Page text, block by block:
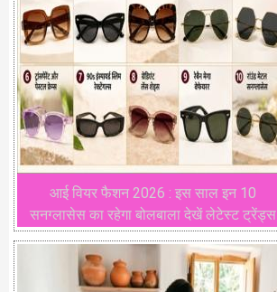
आई वियर फैशन 2026 : इस साल इन 10
सनग्लासेस का रहेगा बोलबाला देखें लेटेस्ट ट्रेंड्स